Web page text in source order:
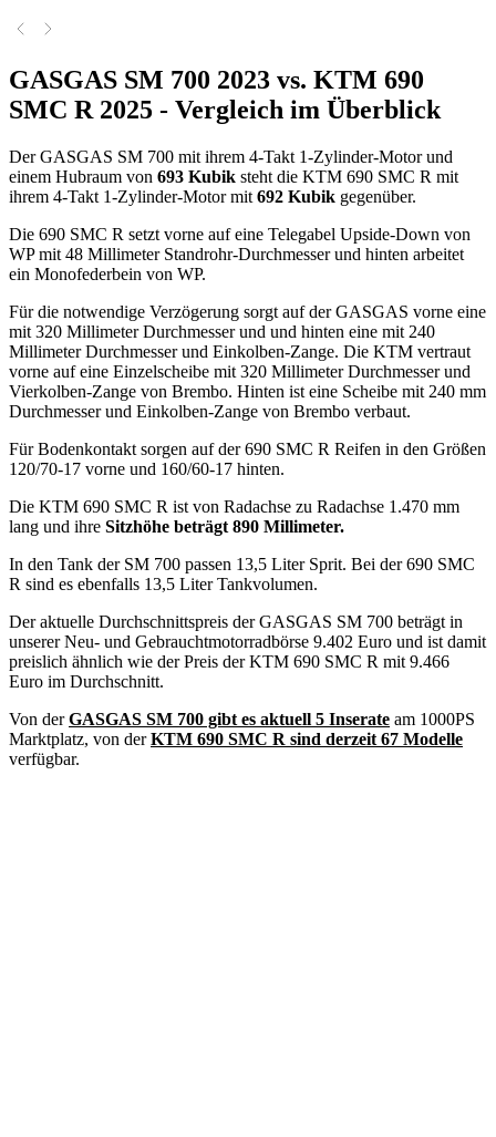
GASGAS SM 700 2023 vs. KTM 690
SMC R 2025 - Vergleich im Überblick
Der GASGAS SM 700 mit ihrem 4-Takt 1-Zylinder-Motor und
einem Hubraum von 693 Kubik steht die KTM 690 SMC R mit
ihrem 4-Takt 1-Zylinder-Motor mit 692 Kubik gegenüber.
Die 690 SMC R setzt vorne auf eine Telegabel Upside-Down von
WP mit 48 Millimeter Standrohr-Durchmesser und hinten arbeitet
ein Monofederbein von WP.
Für die notwendige Verzögerung sorgt auf der GASGAS vorne eine
mit 320 Millimeter Durchmesser und und hinten eine mit 240
Millimeter Durchmesser und Einkolben-Zange. Die KTM vertraut
vorne auf eine Einzelscheibe mit 320 Millimeter Durchmesser und
Vierkolben-Zange von Brembo. Hinten ist eine Scheibe mit 240 mm
Durchmesser und Einkolben-Zange von Brembo verbaut.
Für Bodenkontakt sorgen auf der 690 SMC R Reifen in den Größen
120/70-17 vorne und 160/60-17 hinten.
Die KTM 690 SMC R ist von Radachse zu Radachse 1.470 mm
lang und ihre Sitzhöhe beträgt 890 Millimeter.
In den Tank der SM 700 passen 13,5 Liter Sprit. Bei der 690 SMC
R sind es ebenfalls 13,5 Liter Tankvolumen.
Der aktuelle Durchschnittspreis der GASGAS SM 700 beträgt in
unserer Neu- und Gebrauchtmotorradbörse 9.402 Euro und ist damit
preislich ähnlich wie der Preis der KTM 690 SMC R mit 9.466
Euro im Durchschnitt.
Von derGASGAS SM 700 gibt es aktuell 5 Inserate am 1000PS
Marktplatz, von derKTM 690 SMC R sind derzeit 67 Modelle
verfügbar.